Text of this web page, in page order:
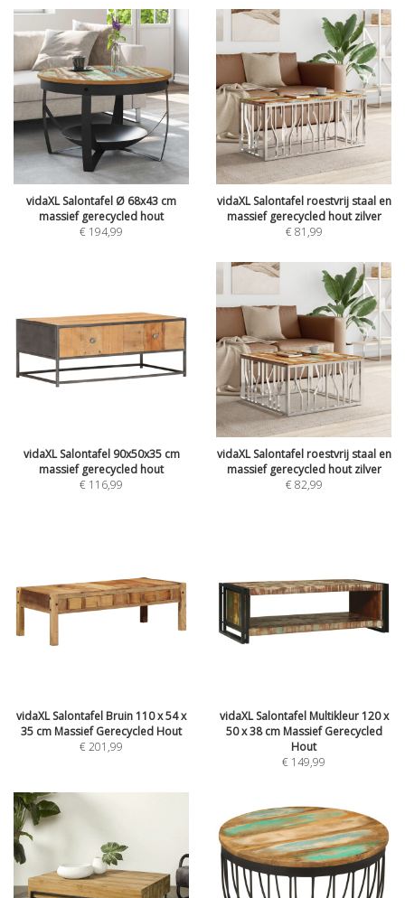
vidaXL Salontafel Ø 68x43 cm
massief gerecycled hout
€ 194,99
vidaXL Salontafel roestvrij staal en
massief gerecycled hout zilver
€81,99
vidaXL Salontafel 90x50x35 cm
massief gerecycled hout
€ 116,99
vidaXL Salontafel roestvrij staal en
massief gerecycled hout zilver
€82,99
vidaXL Salontafel Bruin 110 x 54 x
35 cm Massief Gerecycled Hout
€201,99
vidaXL Salontafel Multikleur 120 x
50 x 38 cm Massief Gerecycled
Hout
€ 149,99